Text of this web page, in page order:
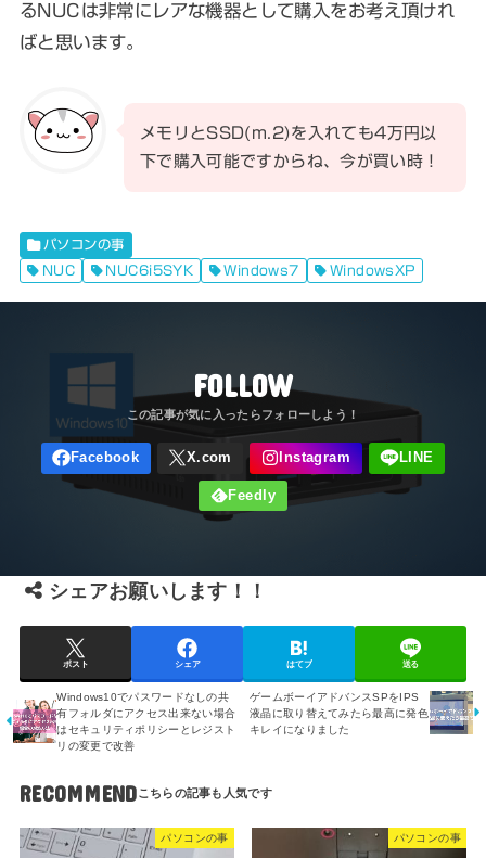
るNUCは非常にレアな機器として購入をお考え頂けれ
ばと思います。
メモリとSSD(m.2)を入れても4万円以
下で購入可能ですからね、今が買い時！
パソコンの事
NUC
NUC6i5SYK Windows7 WindowsXP
FOLLOW
シェアお願いします！！
ポスト シェア はてブ 送る
ゲームボーイアドバンスSPをIPS
液晶に取り替えてみたら最高に発色
キレイになりました
Windows10でパスワードなしの共
有フォルダにアクセス出来ない場合
はセキュリティポリシーとレジスト
リの変更で改善
RECOMMEND
パソコンの事 パソコンの事